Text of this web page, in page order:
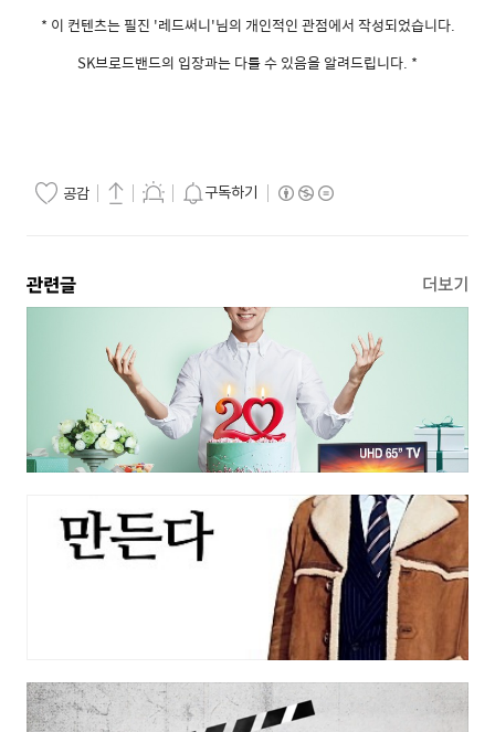
* 이 컨텐츠는 필진 '레드써니'님의 개인적인 관점에서 작성되었습니다.
SK브로드밴드의 입장과는 다를 수 있음을 알려드립니다. *
공감 구독하기
관련글 더보기